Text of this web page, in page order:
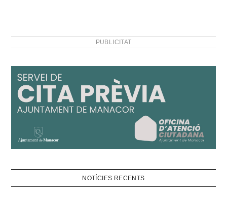
PUBLICITAT
NOTÍCIES RECENTS